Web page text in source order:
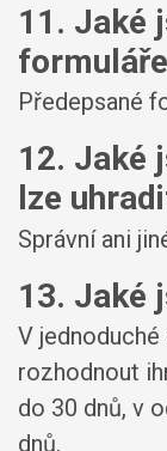
11. Jaké
Předepsané
12. Jaké
lze
Správní ani
13. Jaké
V
rozhodnout
do 30 dnů, v
dnů.